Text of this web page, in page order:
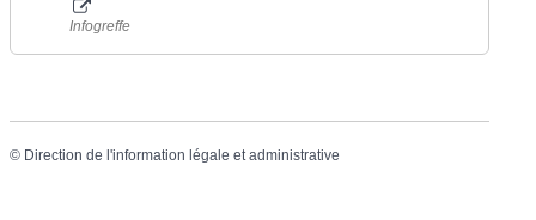
Infogreffe
© Direction de l'information légale et administrative